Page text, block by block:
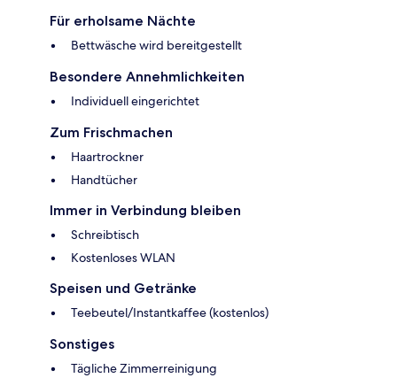
Für erholsame Nächte
Bettwäsche wird bereitgestellt
Besondere Annehmlichkeiten
Individuell eingerichtet
Zum Frischmachen
Haartrockner
Handtücher
Immer in Verbindung bleiben
Schreibtisch
Kostenloses WLAN
Speisen und Getränke
Teebeutel/Instantkaffee (kostenlos)
Sonstiges
Tägliche Zimmerreinigung